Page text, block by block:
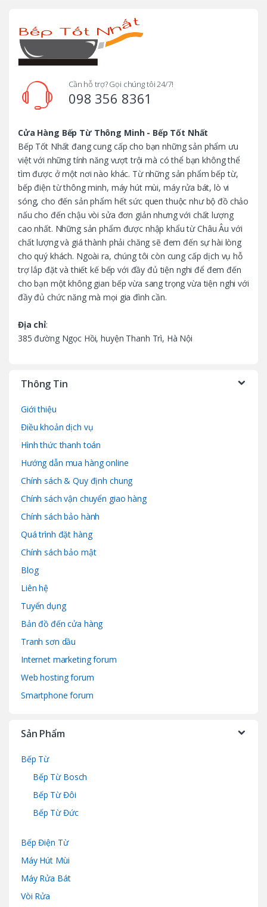
Cần hỗ trợ? Gọi chúng tôi 24/7!
098 356 8361
Cửa Hàng Bếp Từ Thông Minh - Bếp Tốt Nhất
Bếp Tốt Nhất đang cung cấp cho bạn những sản phẩm ưu
việt với những tính năng vượt trội mà có thể bạn không thể
tìm được ở một nơi nào khác. Từ những sản phẩm bếp từ,
bếp điện từ thông minh, máy hút mùi, máy rửa bát, lò vi
sóng, cho đến sản phẩm hết sức quen thuộc như bộ đồ chảo
nấu cho đến chậu vòi sửa đơn giản nhưng với chất lượng
cao nhất. Những sản phẩm được nhập khẩu từ Châu Âu với
chất lượng và giá thành phải chăng sẽ đem đến sự hài lòng
cho quý khách. Ngoài ra, chúng tôi còn cung cấp dịch vụ hỗ
trợ lắp đặt và thiết kế bếp với đầy đủ tiện nghi để đem đến
cho bạn một không gian bếp vừa sang trọng vừa tiện nghi với
đầy đủ chức năng mà mọi gia đình cần.
Địa chỉ:
385 đường Ngọc Hồi, huyện Thanh Trì, Hà Nội
Thông Tin
Giới thiệu
Điều khoản dịch vụ
Hình thức thanh toán
Hướng dẫn mua hàng online
Chính sách & Quy định chung
Chính sách vận chuyển giao hàng
Chính sách bảo hành
Quá trình đặt hàng
Chính sách bảo mật
Blog
Liên hệ
Tuyển dụng
Bản đồ đến cửa hàng
Tranh sơn dầu
Internet marketing forum
Web hosting forum
Smartphone forum
Sản Phẩm
Bếp Từ
Bếp Từ Bosch
Bếp Từ Đôi
Bếp Từ Đức
Bếp Điện Từ
Máy Hút Mùi
Máy Rửa Bát
Vòi Rửa